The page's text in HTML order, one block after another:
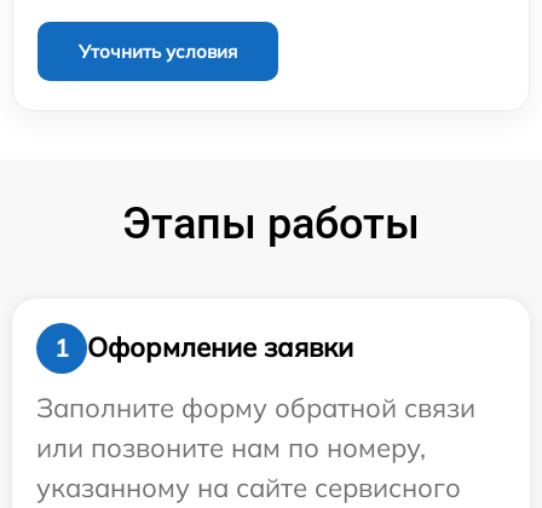
Уточнить условия
Этапы работы
1
Оформление заявки
Заполните форму обратной связи
или позвоните нам по номеру,
указанному на сайте сервисного